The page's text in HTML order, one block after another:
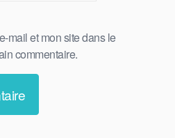
mail et mon site dans le
commentaire.